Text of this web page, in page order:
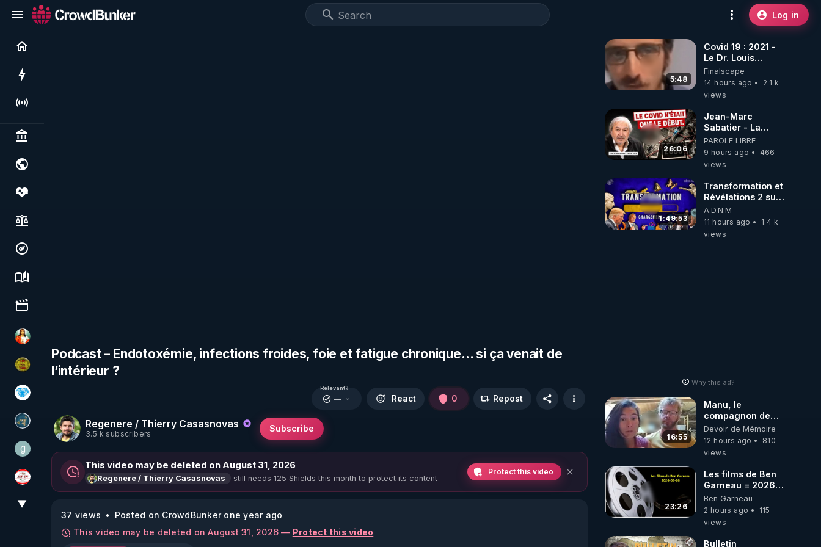
Log in
Live
Politics & institutions
Society, justice & freedoms
Economy, environment & technology
Science, history & spirituality
Culture, media & entertainment
L'autre son de cloche
CDS pour TOUS
A.D.N.M
Réinformation sur le monde
ggilo59
JSF - TV
▼
Podcast – Endotoxémie, infections froides, foie et fatigue chronique… si ça venait de
l’intérieur ?
Regenere / Thierry Casasnovas
3.5 k subscribers
Subscribe
Relevant?
— React 0 Repost
This video may be deleted on August 31, 2026
Regenere / Thierry Casasnovas still needs 125 Shields this month to protect its content
Protect this video
37 views
Posted on CrowdBunker one year ago
This video may be deleted on August 31, 2026 — Protect this video
5:48
Covid 19 : 2021 -
Le Dr. Louis
Fouché renverse
le plateau de
CNews !
Finalscape
14 hours ago
2.1 k
views
26:06
Jean-Marc
Sabatier - La
Covid-19 n'a été
que le début -
L'ARNm &
où auront-t-il ?
PAROLE LIBRE
9 hours ago
466
views
1:49:53
Transformation et
Révélations 2 sur
2 - live du
07/08/26
A.D.N.M
11 hours ago
1.4 k
views
Why this ad?
16:55
Manu, le
compagnon de
Kyria, raconte sa
garde à vue
musclée.
Devoir de Mémoire
12 hours ago
810
views
23:26
Les films de Ben
Garneau = 2026-
08-08
Ben Garneau
2 hours ago
115
views
Bulletin